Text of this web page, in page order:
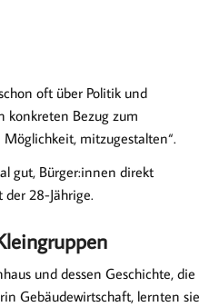
oft über Politik und
konkreten Bezug zum
mitzugestalten“.
gut, Bürger:innen direkt
28-Jährige.
und dessen Geschichte, die
Gebäudewirtschaft, lernten sie